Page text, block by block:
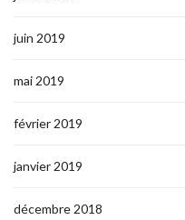
juin 2019
mai 2019
février 2019
janvier 2019
décembre 2018